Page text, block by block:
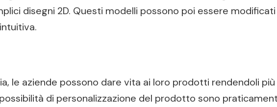
disegni 2D. Questi modelli possono poi essere
le aziende possono dare vita ai loro prodotti rendendoli
di personalizzazione del prodotto sono